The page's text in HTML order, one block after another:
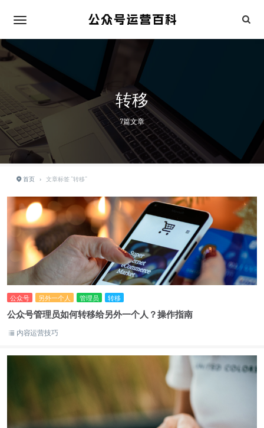
转移
7篇文章
首页 › 文章标签 "转移"
公众号 另外一个人 管理员 转移
公众号管理员如何转移给另外一个人？操作指南
内容运营技巧